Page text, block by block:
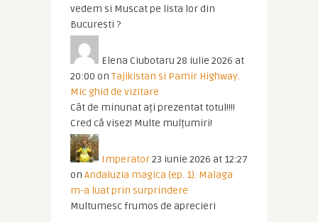
vedem si Muscat pe lista lor din
Bucuresti ?
Elena Ciubotaru 28 iulie 2026 at
20:00 on Tajikistan si Pamir Highway.
Mic ghid de vizitare
Cât de minunat ați prezentat totul!!!!
Cred că visez! Multe mulțumiri!
Imperator23 iunie 2026 at 12:27
on Andaluzia magica (ep. 1). Malaga
m-a luat prin surprindere
Multumesc frumos de aprecieri